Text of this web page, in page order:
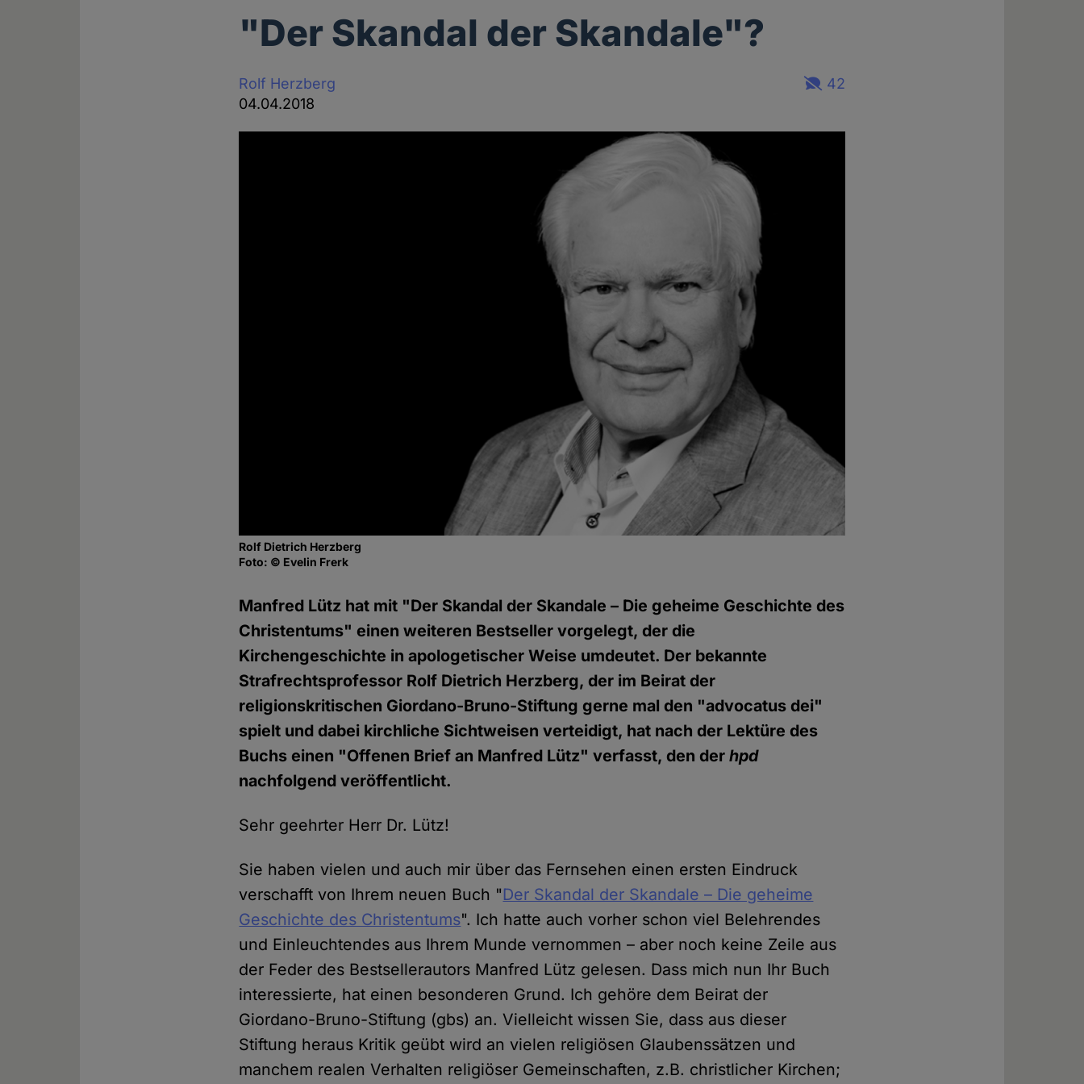
"Der Skandal der Skandale"?
Rolf Herzberg
04.04.2018
42
Rolf Dietrich Herzberg
Foto: © Evelin Frerk
Manfred Lütz hat mit "Der Skandal der Skandale – Die geheime Geschichte des
Christentums" einen weiteren Bestseller vorgelegt, der die
Kirchengeschichte in apologetischer Weise umdeutet. Der bekannte
Strafrechtsprofessor Rolf Dietrich Herzberg, der im Beirat der
religionskritischen Giordano-Bruno-Stiftung gerne mal den "advocatus dei"
spielt und dabei kirchliche Sichtweisen verteidigt, hat nach der Lektüre des
Buchs einen "Offenen Brief an Manfred Lütz" verfasst, den derhpd
nachfolgend veröffentlicht.
Sehr geehrter Herr Dr. Lütz!
Sie haben vielen und auch mir über das Fernsehen einen ersten Eindruck
verschafft von Ihrem neuen Buch "Der Skandal der Skandale – Die geheime
Geschichte des Christentums". Ich hatte auch vorher schon viel Belehrendes
und Einleuchtendes aus Ihrem Munde vernommen – aber noch keine Zeile aus
der Feder des Bestsellerautors Manfred Lütz gelesen. Dass mich nun Ihr Buch
interessierte, hat einen besonderen Grund. Ich gehöre dem Beirat der
Giordano-Bruno-Stiftung (gbs) an. Vielleicht wissen Sie, dass aus dieser
Stiftung heraus Kritik geübt wird an vielen religiösen Glaubenssätzen und
manchem realen Verhalten religiöser Gemeinschaften, z.B. christlicher Kirchen;